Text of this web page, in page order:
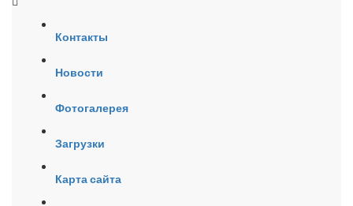
Контакты
Новости
Фотогалерея
Загрузки
Карта сайта